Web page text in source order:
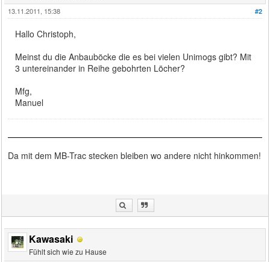
#2
13.11.2011, 15:38
Hallo Christoph,
Meinst du die Anbauböcke die es bei vielen Unimogs gibt? Mit
3 untereinander in Reihe gebohrten Löcher?
Mfg,
Manuel
Da mit dem MB-Trac stecken bleiben wo andere nicht hinkommen!
Kawasaki
Fühlt sich wie zu Hause